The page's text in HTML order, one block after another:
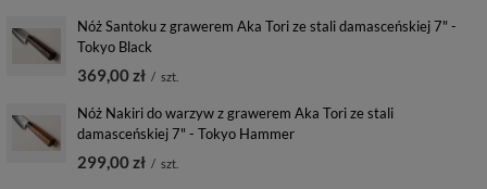
Nóż Santoku z grawerem Aka Tori ze stali damasceńskiej 7" -
Tokyo Black
369,00 zł / szt.
Nóż Nakiri do warzyw z grawerem Aka Tori ze stali
damasceńskiej 7" - Tokyo Hammer
299,00 zł / szt.